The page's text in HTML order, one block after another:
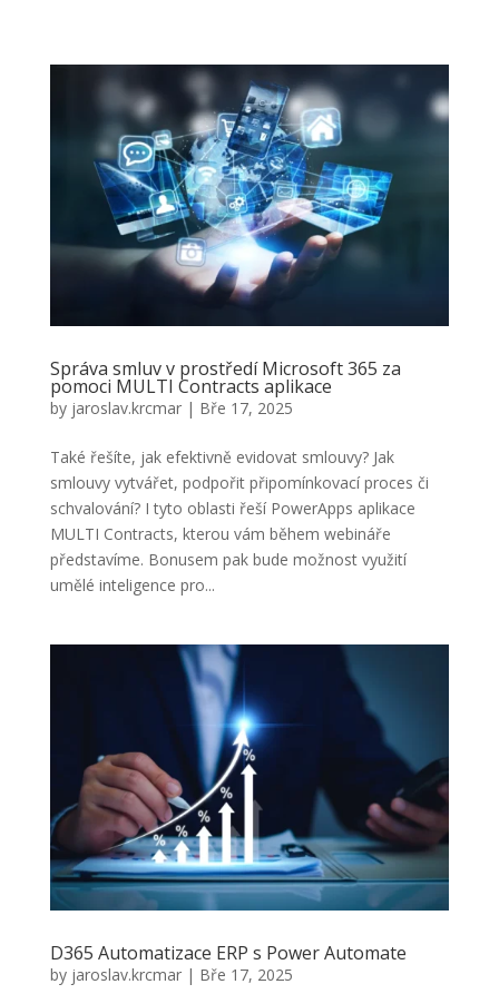
Správa smluv v prostředí Microsoft 365 za
pomoci MULTI Contracts aplikace
by jaroslav.krcmar| Bře 17, 2025
Také řešíte, jak efektivně evidovat smlouvy? Jak
smlouvy vytvářet, podpořit připomínkovací proces či
schvalování? I tyto oblasti řeší PowerApps aplikace
MULTI Contracts, kterou vám během webináře
představíme. Bonusem pak bude možnost využití
umělé inteligence pro...
D365 Automatizace ERP s Power Automate
by jaroslav.krcmar| Bře 17, 2025